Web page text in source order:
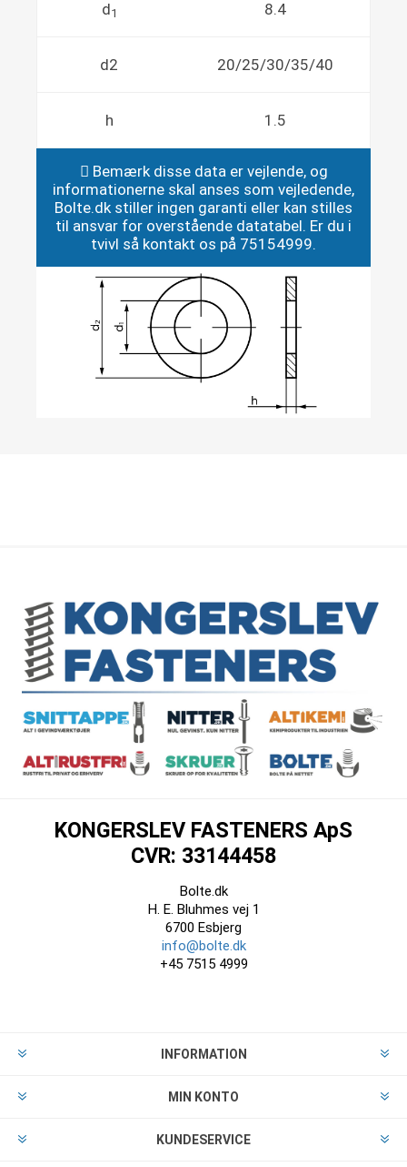
d1 8.4
d2 20/25/30/35/40
h 1.5
Bemærk disse data er vejlende, og
informationerne skal anses som vejledende,
Bolte.dk stiller ingen garanti eller kan stilles
til ansvar for overstående datatabel. Er du i
tvivl så kontakt os på 75154999.
KONGERSLEV FASTENERS ApS
CVR: 33144458
Bolte.dk
H. E. Bluhmes vej 1
6700 Esbjerg
info@bolte.dk
+45 7515 4999
INFORMATION
MIN KONTO
KUNDESERVICE